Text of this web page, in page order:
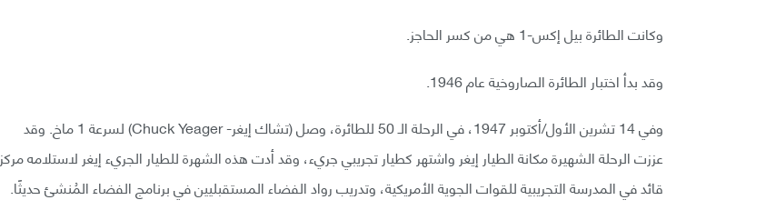
وكانت الطائرة بيل إكس-1 هي من كسر الحاجز.
وقد بدأ اختبار الطائرة الصاروخية عام 1946.
وفي 14 تشرين الأول/أكتوبر 1947، في الرحلة الـ 50 للطائرة، وصل (تشاك إيغر- Chuck Yeager) لسرعة 1 ماخ. وقد
عززت الرحلة الشهيرة مكانة الطيار إيغر واشتهر كطيار تجريبي جريء، وقد أدت هذه الشهرة للطيار الجريء إيغر لاستلامه مركز
قائد في المدرسة التجريبية للقوات الجوية الأمريكية، وتدريب رواد الفضاء المستقبليين في برنامج الفضاء المُنشئ حديثًا.